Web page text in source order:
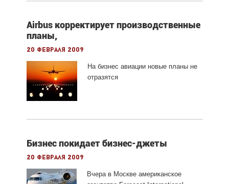
Airbus корректирует производственные
планы,
20 февраля 2009
На бизнес авиации новые планы не
отразятся
Бизнес покидает бизнес-джеты
20 февраля 2009
Вчера в Москве американское